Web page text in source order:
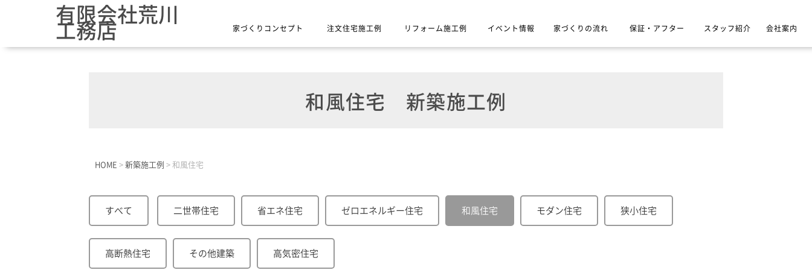
有限会社荒川
工務店 家づくりコンセプト 注文住宅施工例 リフォーム施工例 イベント情報 家づくりの流れ 保証・アフター スタッフ紹介 会社案内
和風住宅 新築施工例
HOME > 新築施工例 > 和風住宅
すべて 二世帯住宅 省エネ住宅 ゼロエネルギー住宅 和風住宅 モダン住宅 狭小住宅
高断熱住宅 その他建築 高気密住宅